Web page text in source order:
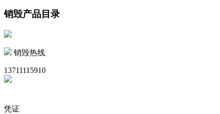
销毁产品目录
销毁热线
13711115910
凭证